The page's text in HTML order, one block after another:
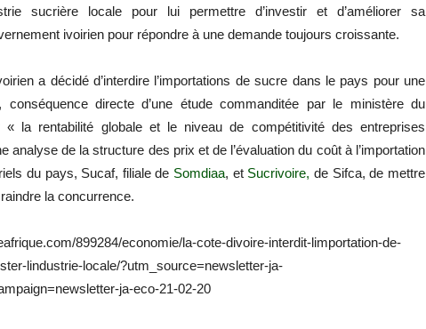
sucrière locale pour lui permettre d’investir et d’améliorer sa
ivoirien pour répondre à une demande toujours croissante.
a décidé d’interdire l’importations de sucre dans le pays pour une
directe d’une étude commanditée par le ministère du
« la rentabilité globale et le niveau de compétitivité des entreprises
analyse de la structure des prix et de l’évaluation du coût à l’importation
du pays, Sucaf, filiale de Somdiaa, et Sucrivoire, de Sifca, de mettre
la concurrence.
899284/economie/la-cote-divoire-interdit-limportation-de-
lindustrie-locale/?utm_source=newsletter-ja-
ja-eco-21-02-20